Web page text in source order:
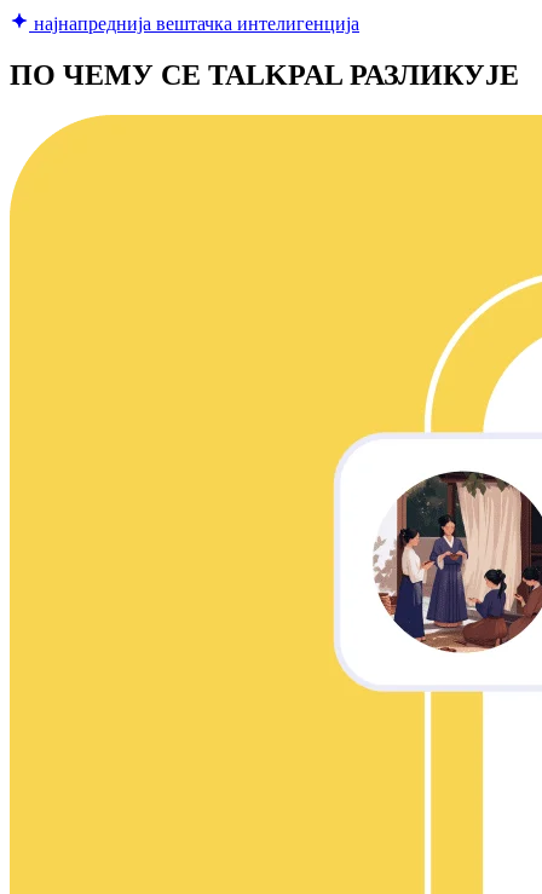
најнапреднија вештачка интелигенција
ПО ЧЕМУ СЕ TALKPAL РАЗЛИКУЈЕ